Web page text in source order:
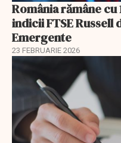
România rămâne
indicii FTSE
Emergente
23 FEBRUARIE 2026